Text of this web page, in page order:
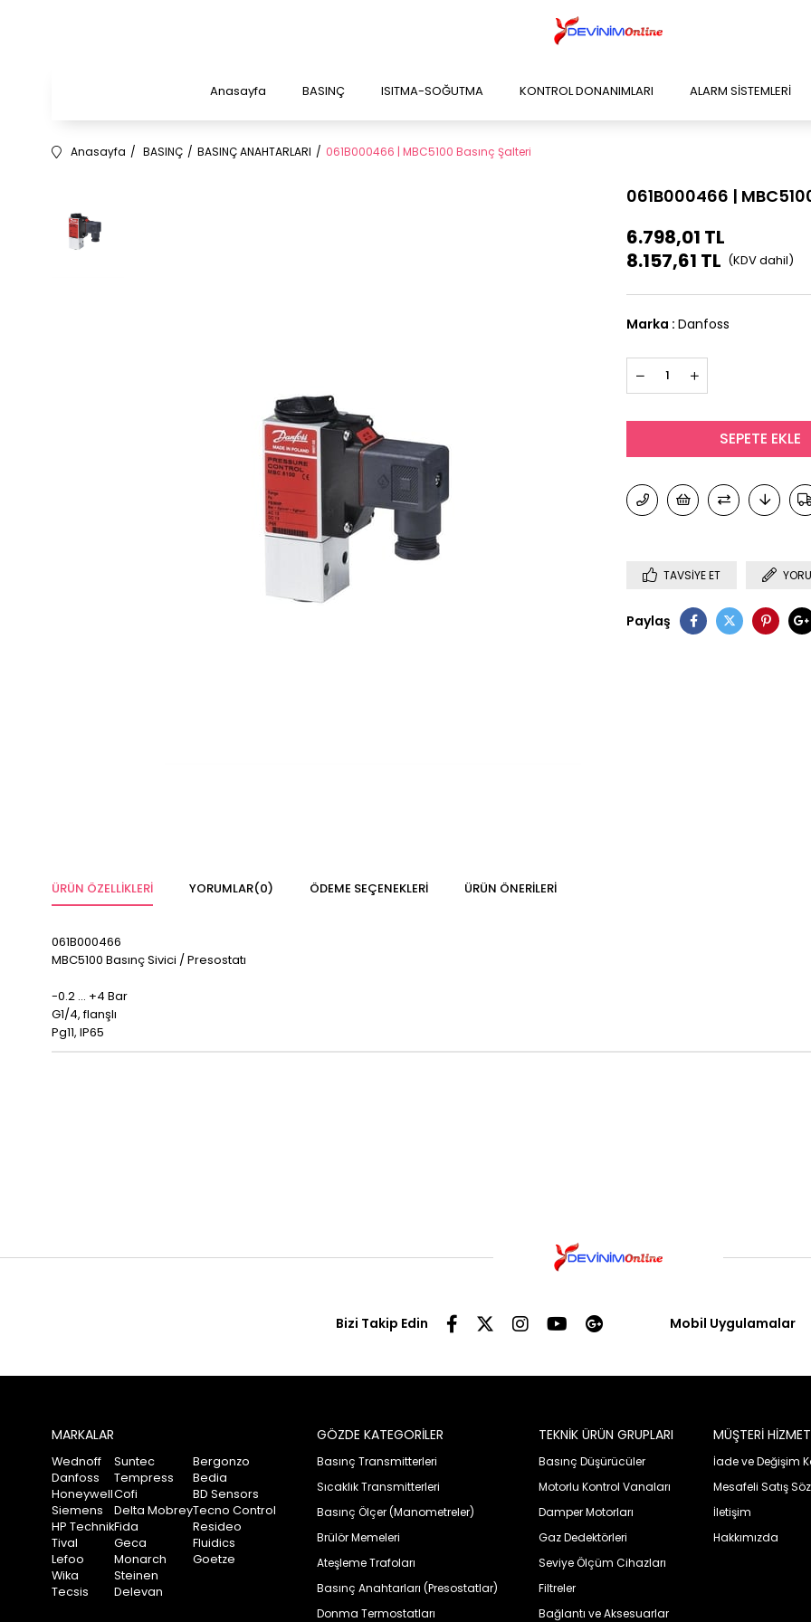
Anasayfa BASINÇ ISITMA-SOĞUTMA KONTROL DONANIMLARI ALARM SİSTEMLERİ
Anasayfa BASINÇ BASINÇ ANAHTARLARI 061B000466 | MBC5100 Basınç Şalteri
061B000466 |
6.798,01 TL
8.157,61 TL
Marka : Danfoss
TAVSIYE ET
Paylaş
ÜRÜN ÖZELLIKLERI YORUMLAR(0) ÖDEME SEÇENEKLERI ÜRÜN ÖNERILERI
061B000466
MBC5100 Basınç Sivici / Presostatı
-0.2 ... +4 Bar
G1/4, flanşlı
Pg11, IP65
Bizi Takip Edin Mobil Uygulamalar
MARKALAR
Wednoff
Danfoss
Honeywell
Siemens
HP Technik
Tival
Lefoo
Wika
Tecsis
Suntec
Tempress
Cofi
Delta Mobrey
Fida
Geca
Monarch
Steinen
Delevan
Bergonzo
Bedia
BD Sensors
Tecno Control
Resideo
Fluidics
Goetze
GÖZDE KATEGORİLER
Basınç Transmitterleri
Sıcaklık Transmitterleri
Basınç Ölçer (Manometreler)
Brülör Memeleri
Ateşleme Trafoları
Basınç Anahtarları (Presostatlar)
Donma Termostatları
TEKNİK ÜRÜN GRUPLARI
Basınç Düşürücüler
Motorlu Kontrol Vanaları
Damper Motorları
Gaz Dedektörleri
Seviye Ölçüm Cihazları
Filtreler
Bağlantı ve Aksesuarlar
MÜŞTERİ
İade ve Değişim
Mesafeli Satış
İletişim
Hakkımızda